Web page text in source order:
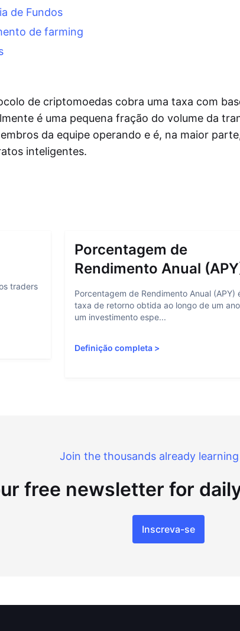
de Fundos
de farming
de criptomoedas cobra uma taxa com
é uma pequena fração do volume da
da equipe operando e é, na maior
inteligentes.
traders
Porcentagem de
Rendimento Anual
Porcentagem de Rendimento Anual (APY)
taxa de retorno obtida ao longo de um
um investimento espe...
Definição completa >
Join the thousands already
free newsletter for
Inscreva-se